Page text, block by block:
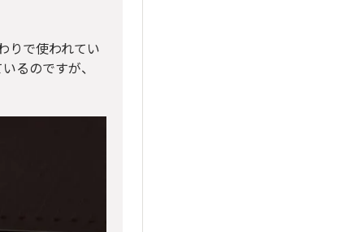
りで使われてい
るのですが、